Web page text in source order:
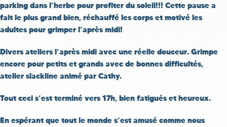
parking dans l’herbe pour profiter du soleil!!! Cette pause a
fait le plus grand bien, réchauffé les corps et motivé les
adultes pour grimper l’après midi!
Divers ateliers l’après midi avec une réelle douceur. Grimpe
encore pour petits et grands avec de bonnes difficultés,
atelier slackline animé par Cathy.
Tout ceci s’est terminé vers 17h, bien fatigués et heureux.
En espérant que tout le monde s’est amusé comme nous